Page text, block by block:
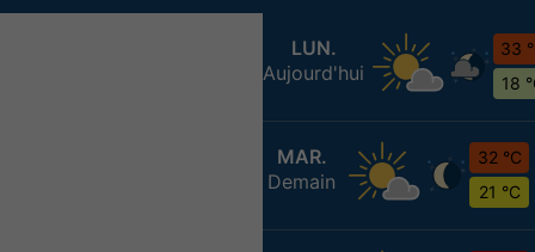
LUN.
Aujourd'hui
33
18
MAR.
Demain
32 °C
21 °C